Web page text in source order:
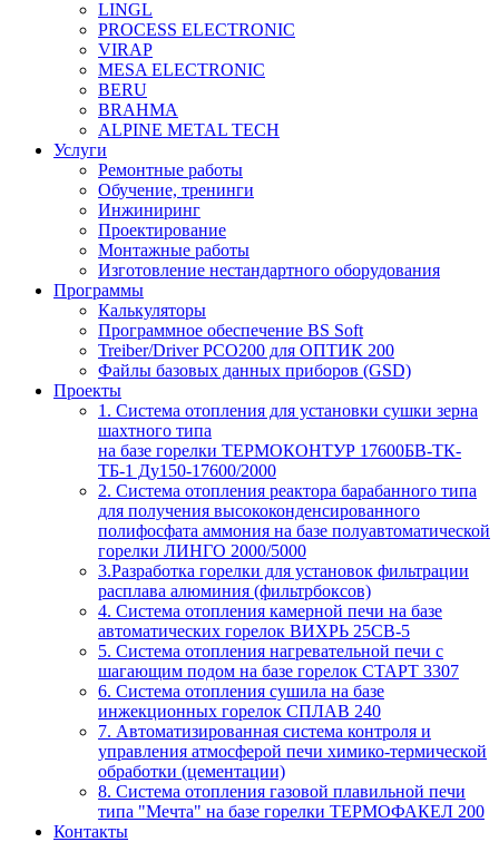
LINGL
PROCESS ELECTRONIC
VIRAP
MESA ELECTRONIC
BERU
BRAHMA
ALPINE METAL TECH
Услуги
Ремонтные работы
Обучение, тренинги
Инжиниринг
Проектирование
Монтажные работы
Изготовление нестандартного оборудования
Программы
Калькуляторы
Программное обеспечение BS Soft
Treiber/Driver PCO200 для ОПТИК 200
Файлы базовых данных приборов (GSD)
Проекты
1. Система отопления для установки сушки зерна
шахтного типа
на базе горелки ТЕРМОКОНТУР 17600БВ-ТК-
ТБ-1 Ду150-17600/2000
2. Система отопления реактора барабанного типа
для получения высококонденсированного
полифосфата аммония на базе полуавтоматической
горелки ЛИНГО 2000/5000
3.Разработка горелки для установок фильтрации
расплава алюминия (фильтрбоксов)
4. Система отопления камерной печи на базе
автоматических горелок ВИХРЬ 25СВ-5
5. Система отопления нагревательной печи с
шагающим подом на базе горелок СТАРТ 3307
6. Система отопления сушила на базе
инжекционных горелок СПЛАВ 240
7. Автоматизированная система контроля и
управления атмосферой печи химико-термической
обработки (цементации)
8. Система отопления газовой плавильной печи
типа "Мечта" на базе горелки ТЕРМОФАКЕЛ 200
Контакты